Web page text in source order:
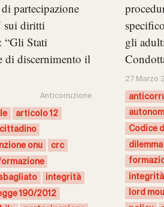
partecipazione
sui diritti
“Gli Stati
di discernimento il
Anticorruzione
articolo 12
cittadino
onu
crc
integrità
190/2012
gli
27 Marzo
Codice
dilemma
lord